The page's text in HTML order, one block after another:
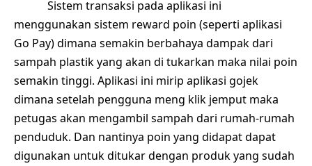
Sistem transaksi pada aplikasi ini
menggunakan sistem reward poin (seperti aplikasi
Go Pay) dimana semakin berbahaya dampak dari
sampah plastik yang akan di tukarkan maka nilai poin
semakin tinggi. Aplikasi ini mirip aplikasi gojek
dimana setelah pengguna meng klik jemput maka
petugas akan mengambil sampah dari rumah-rumah
penduduk. Dan nantinya poin yang didapat dapat
digunakan untuk ditukar dengan produk yang sudah